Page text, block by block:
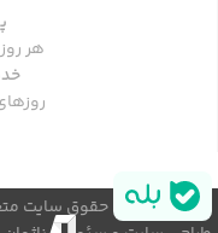
هر روز
روزهای
© کلیه حقوق سایت